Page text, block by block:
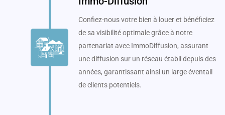
Confiez-nous votre bien à louer et bénéficiez
de sa visibilité optimale grâce à notre
partenariat avec ImmoDiffusion, assurant
une diffusion sur un réseau établi depuis des
années, garantissant ainsi un large éventail
de clients potentiels.